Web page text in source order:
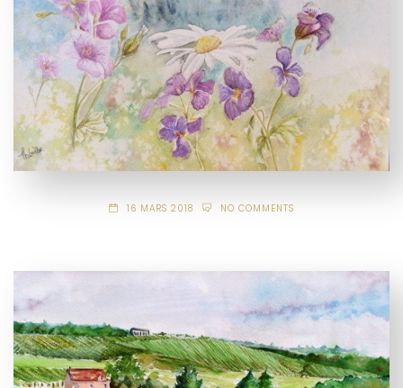
16 MARS 2018 NO COMMENTS